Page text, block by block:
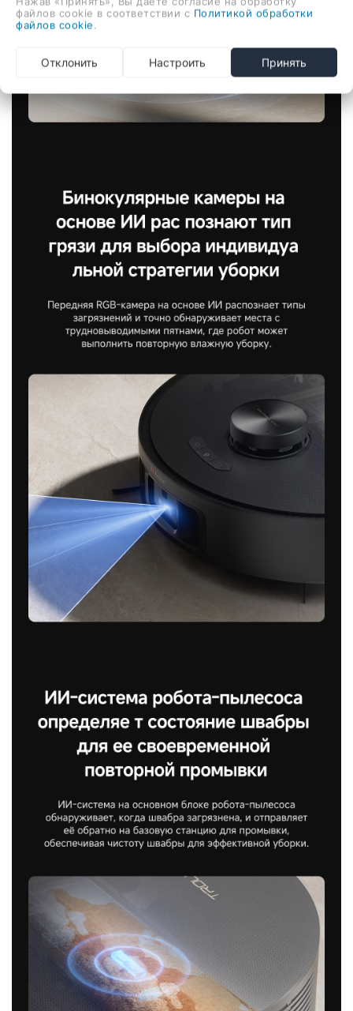
файлов cookie в соответствии с Политикой обработки
файлов cookie.
Отклонить Настроить Принять